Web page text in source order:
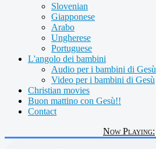
Slovenian
Giapponese
Arabo
Ungherese
Portuguese
L'angolo dei bambini
Audio per i bambini di Gesù
Video per i bambini di Gesù
Christian movies
Buon mattino con Gesù!!
Contact
Now Playing: